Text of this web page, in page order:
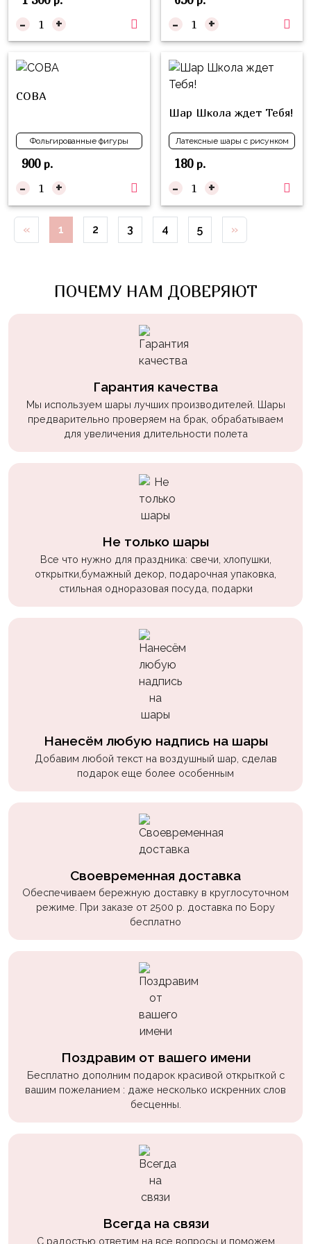
- + - +
СОВА
Фольгированные фигуры
900р.
- +
Шар Школа ждет Тебя!
Латексные шары с рисунком
180р.
- +
« 1 2 3 4 5 »
ПОЧЕМУ НАМ ДОВЕРЯЮТ
Гарантия качества
Мы используем шары лучших производителей. Шары
предварительно проверяем на брак, обрабатываем
для увеличения длительности полета
Не только шары
Все что нужно для праздника: свечи, хлопушки,
открытки,бумажный декор, подарочная упаковка,
стильная одноразовая посуда, подарки
Нанесём любую надпись на шары
Добавим любой текст на воздушный шар, сделав
подарок еще более особенным
Своевременная доставка
Обеспечиваем бережную доставку в круглосуточном
режиме. При заказе от 2500 р. доставка по Бору
бесплатно
Поздравим от вашего имени
Бесплатно дополним подарок красивой открыткой с
вашим пожеланием : даже несколько искренних слов
бесценны.
Всегда на связи
С радостью ответим на все вопросы и поможем
Трансформеры
Фрукты
Шары
для
Геймеров
Супергерои
Пиратская
Вечеринка
Бабочки,
Ферма